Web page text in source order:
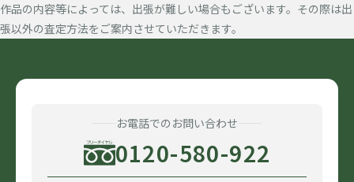
作品の内容等によっては、出張が難しい場合もございます。その際は出
張以外の査定方法をご案内させていただきます。
お電話でのお問い合わせ
0120-580-922